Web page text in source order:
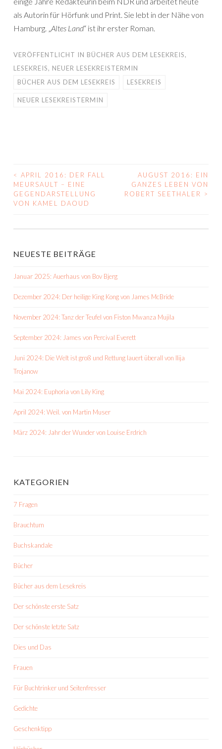
als Autorin für Hörfunk und Print. Sie lebt in der Nähe von
Hamburg. „Altes Land“ ist ihr erster Roman.
VERÖFFENTLICHT IN BÜCHER AUS DEM LESEKREIS,
LESEKREIS, NEUER LESEKREISTERMIN
BÜCHER AUS DEM LESEKREIS
LESEKREIS
NEUER LESEKREISTERMIN
BEITRAGS-
NAVIGATION
< APRIL 2016: DER FALL
MEURSAULT – EINE
GEGENDARSTELLUNG
VON KAMEL DAOUD
AUGUST 2016: EIN
GANZES LEBEN VON
ROBERT SEETHALER
>
NEUESTE BEITRÄGE
Januar 2025: Auerhaus von Bov Bjerg
Dezember 2024: Der heilige King Kong von James McBride
November 2024: Tanz der Teufel von Fiston Mwanza Mujila
September 2024: James von Percival Everett
Juni 2024: Die Welt ist groß und Rettung lauert überall von Ilija
Trojanow
Mai 2024: Euphoria von Lily King
April 2024: Weil. von Martin Muser
März 2024: Jahr der Wunder von Louise Erdrich
KATEGORIEN
7 Fragen
Brauchtum
Buchskandale
Bücher
Bücher aus dem Lesekreis
Der schönste erste Satz
Der schönste letzte Satz
Dies und Das
Frauen
Für Buchtrinker und Seitenfresser
Gedichte
Geschenktipp